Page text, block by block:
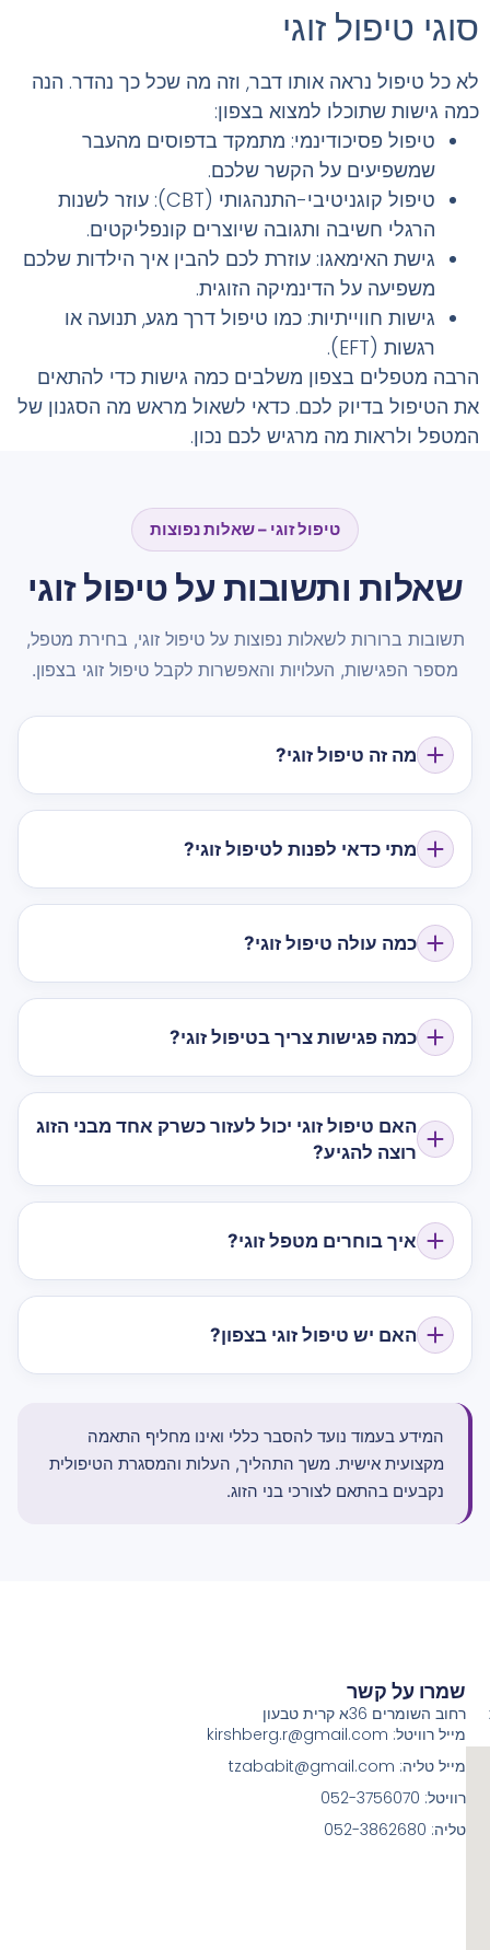
סוגי טיפול זוגי
לא כל טיפול נראה אותו דבר, וזה מה שכל כך נהדר. הנה
כמה גישות שתוכלו למצוא בצפון:
טיפול פסיכודינמי: מתמקד בדפוסים מהעבר
שמשפיעים על הקשר שלכם.
טיפול קוגניטיבי-התנהגותי (CBT): עוזר לשנות
הרגלי חשיבה ותגובה שיוצרים קונפליקטים.
גישת האימאגו: עוזרת לכם להבין איך הילדות שלכם
משפיעה על הדינמיקה הזוגית.
גישות חווייתיות: כמו טיפול דרך מגע, תנועה או
רגשות (EFT).
הרבה מטפלים בצפון משלבים כמה גישות כדי להתאים
את הטיפול בדיוק לכם. כדאי לשאול מראש מה הסגנון של
המטפל ולראות מה מרגיש לכם נכון.
טיפול זוגי – שאלות נפוצות
שאלות ותשובות על טיפול זוגי
תשובות ברורות לשאלות נפוצות על טיפול זוגי, בחירת מטפל,
מספר הפגישות, העלויות והאפשרות לקבל טיפול זוגי בצפון.
מה זה טיפול זוגי?
מתי כדאי לפנות לטיפול זוגי?
כמה עולה טיפול זוגי?
כמה פגישות צריך בטיפול זוגי?
האם טיפול זוגי יכול לעזור כשרק אחד מבני הזוג
רוצה להגיע?
איך בוחרים מטפל זוגי?
האם יש טיפול זוגי בצפון?
המידע בעמוד נועד להסבר כללי ואינו מחליף התאמה
מקצועית אישית. משך התהליך, העלות והמסגרת הטיפולית
נקבעים בהתאם לצורכי בני הזוג.
שמרו על קשר
רחוב השומרים 36א קרית טבעון
מייל רוויטל: kirshberg.r@gmail.com
מייל טליה: tzababit@gmail.com
רוויטל: 052-3756070
טליה: 052-3862680